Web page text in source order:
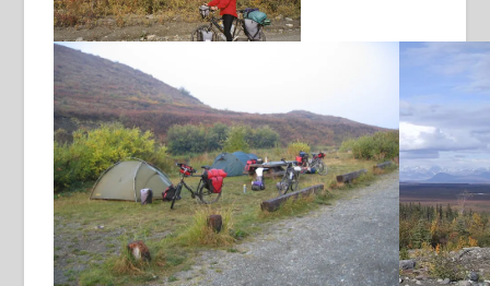
Washboard
het weer wordt iets beter